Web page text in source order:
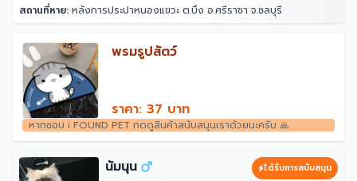
สถานที่หาย: หลังการประปาหนองแขวะ ต.บึง อ.ศรีราชา จ.ชลบุรี
พรมรูปสัตว์
ราคา: 37 บาท
หากชอบ i FOUND PET กดดูสินค้าสนับสนุนเราด้วยนะครับ 🙏
นัมนุน ได้รับการสนับสนุน